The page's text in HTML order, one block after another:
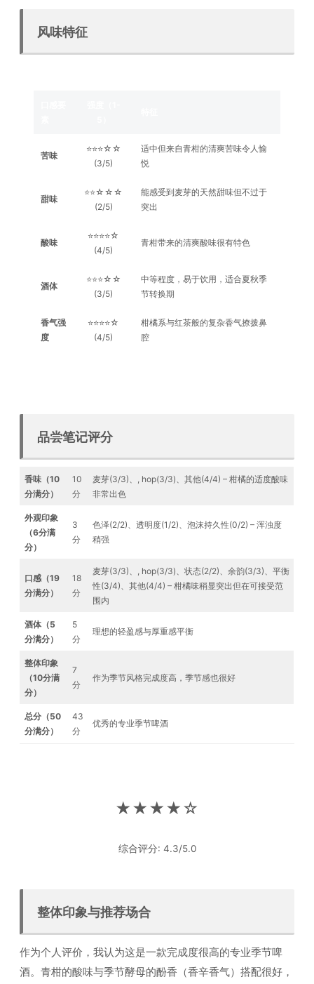
风味特征
苦味
⭐⭐⭐☆☆
(3/5)
适中但来自青柑的清爽苦味令人愉
悦
甜味
⭐⭐☆☆☆
(2/5)
能感受到麦芽的天然甜味但不过于
突出
酸味
⭐⭐⭐⭐☆
(4/5)
青柑带来的清爽酸味很有特色
酒体
⭐⭐⭐☆☆
(3/5)
中等程度，易于饮用，适合夏秋季
节转换期
香气强
度
⭐⭐⭐⭐☆
(4/5)
柑橘系与红茶般的复杂香气撩拨鼻
腔
品尝笔记评分
香味（10
分满分）
10
分
麦芽(3/3)、, hop(3/3)、其他(4/4) – 柑橘的适度酸味
非常出色
外观印象
（6分满
分）
3
分
色泽(2/2)、透明度(1/2)、泡沫持久性(0/2) – 浑浊度
稍强
口感（19
分满分）
18
分
麦芽(3/3)、, hop(3/3)、状态(2/2)、余韵(3/3)、平衡
性(3/4)、其他(4/4) – 柑橘味稍显突出但在可接受范
围内
酒体（5
分满分）
5
分
理想的轻盈感与厚重感平衡
整体印象
（10分满
分）
7
分
作为季节风格完成度高，季节感也很好
总分（50
分满分）
43
分
优秀的专业季节啤酒
★★★★☆
综合评分: 4.3/5.0
整体印象与推荐场合
作为个人评价，我认为这是一款完成度很高的专业季节啤
酒。青柑的酸味与季节酵母的酚香（香辛香气）搭配很好，